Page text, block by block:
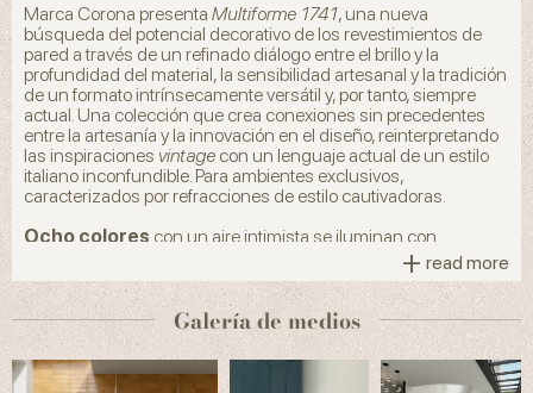
Marca Corona presenta Multiforme 1741, una nueva
búsqueda del potencial decorativo de los revestimientos de
pared a través de un refinado diálogo entre el brillo y la
profundidad del material, la sensibilidad artesanal y la tradición
de un formato intrínsecamente versátil y, por tanto, siempre
actual. Una colección que crea conexiones sin precedentes
entre la artesanía y la innovación en el diseño, reinterpretando
las inspiraciones vintage con un lenguaje actual de un estilo
italiano inconfundible. Para ambientes exclusivos,
caracterizados por refracciones de estilo cautivadoras.
Ocho colores con un aire intimista se iluminan con
, que da una
textura realista y un alegre brillo a las superficies. Efectos que
se hacen más vivos y profundos gracias a una estructura
cóncava con esquinas mecanizadas que devuelve el estilo
único de las imperfecciones típicas del producto artesanal,
ayudando a aumentar la sensación de movimiento y brillo de
todo el conjunto. El resultado es una amalgama de cualidades
+ read more
Galería de medios